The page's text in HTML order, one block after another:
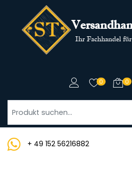
Ihr Fachhandel
0 0
+ 49 152 56216882